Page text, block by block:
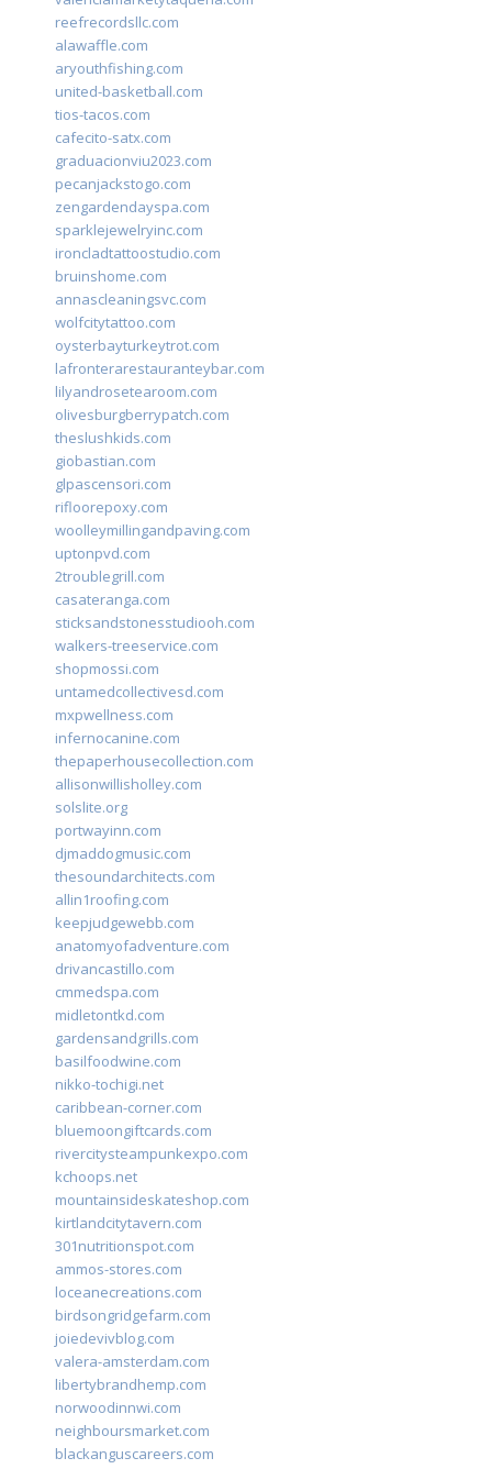
reefrecordsllc.com
alawaffle.com
aryouthfishing.com
united-basketball.com
tios-tacos.com
cafecito-satx.com
graduacionviu2023.com
pecanjackstogo.com
zengardendayspa.com
sparklejewelryinc.com
ironcladtattoostudio.com
bruinshome.com
annascleaningsvc.com
wolfcitytattoo.com
oysterbayturkeytrot.com
lafronterarestauranteybar.com
lilyandrosetearoom.com
olivesburgberrypatch.com
theslushkids.com
giobastian.com
glpascensori.com
rifloorepoxy.com
woolleymillingandpaving.com
uptonpvd.com
2troublegrill.com
casateranga.com
sticksandstonesstudiooh.com
walkers-treeservice.com
shopmossi.com
untamedcollectivesd.com
mxpwellness.com
infernocanine.com
thepaperhousecollection.com
allisonwillisholley.com
solslite.org
portwayinn.com
djmaddogmusic.com
thesoundarchitects.com
allin1roofing.com
keepjudgewebb.com
anatomyofadventure.com
drivancastillo.com
cmmedspa.com
midletontkd.com
gardensandgrills.com
basilfoodwine.com
nikko-tochigi.net
caribbean-corner.com
bluemoongiftcards.com
rivercitysteampunkexpo.com
kchoops.net
mountainsideskateshop.com
kirtlandcitytavern.com
301nutritionspot.com
ammos-stores.com
loceanecreations.com
birdsongridgefarm.com
joiedevivblog.com
valera-amsterdam.com
libertybrandhemp.com
norwoodinnwi.com
neighboursmarket.com
blackanguscareers.com